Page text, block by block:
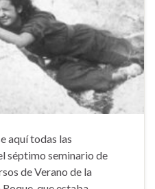
aquí todas las
séptimo seminario de
de Verano de la